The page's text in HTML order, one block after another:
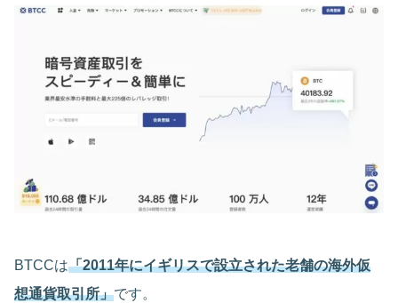
BTCCは「2011年にイギリスで設立された老舗の海外仮
想通貨取引所」です。